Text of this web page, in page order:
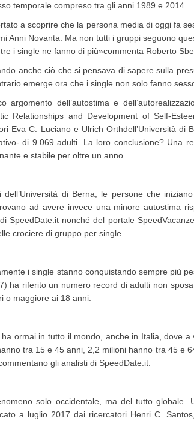
temporale compreso tra gli anni 1989 e 2014.
a scoprire che la persona media di oggi fa
Anni Novanta. Ma non tutti i gruppi seguono
i single ne fanno di più»commenta Roberto
anche ciò che si pensava di sapere sulla
emerge ora che i single non solo fanno
argomento dell’autostima e
Relationships and Development of Self-
Eva C. Luciano e Ulrich Orthdell’Università di
di 9.069 adulti. La loro conclusione? Una
e stabile per oltre un anno.
dell’Università di Berna, le persone che
ad avere invece una minore autostima
SpeedDate.it nonché del portale
crociere di gruppo per single.
i single stanno conquistando sempre più
ha riferito un numero record di adulti non
o maggiore ai 18 anni.
ormai in tutto il mondo, anche in Italia, dove
tra 15 e 45 anni, 2,2 milioni hanno tra 45 e
gli analisti di SpeedDate.it.
solo occidentale, ma del tutto globale.
a luglio 2017 dai ricercatori Henri C.